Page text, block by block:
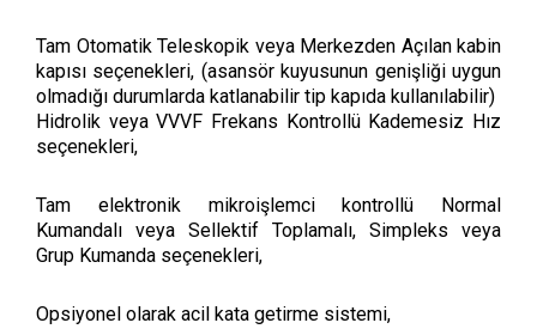
Tam Otomatik Teleskopik veya Merkezden Açılan kabin
kapısı seçenekleri, (asansör kuyusunun genişliği uygun
olmadığı durumlarda katlanabilir tip kapıda kullanılabilir)
Hidrolik veya VVVF Frekans Kontrollü Kademesiz Hız
seçenekleri,
Tam elektronik mikroişlemci kontrollü Normal
Kumandalı veya Sellektif Toplamalı, Simpleks veya
Grup Kumanda seçenekleri,
Opsiyonel olarak acil kata getirme sistemi,